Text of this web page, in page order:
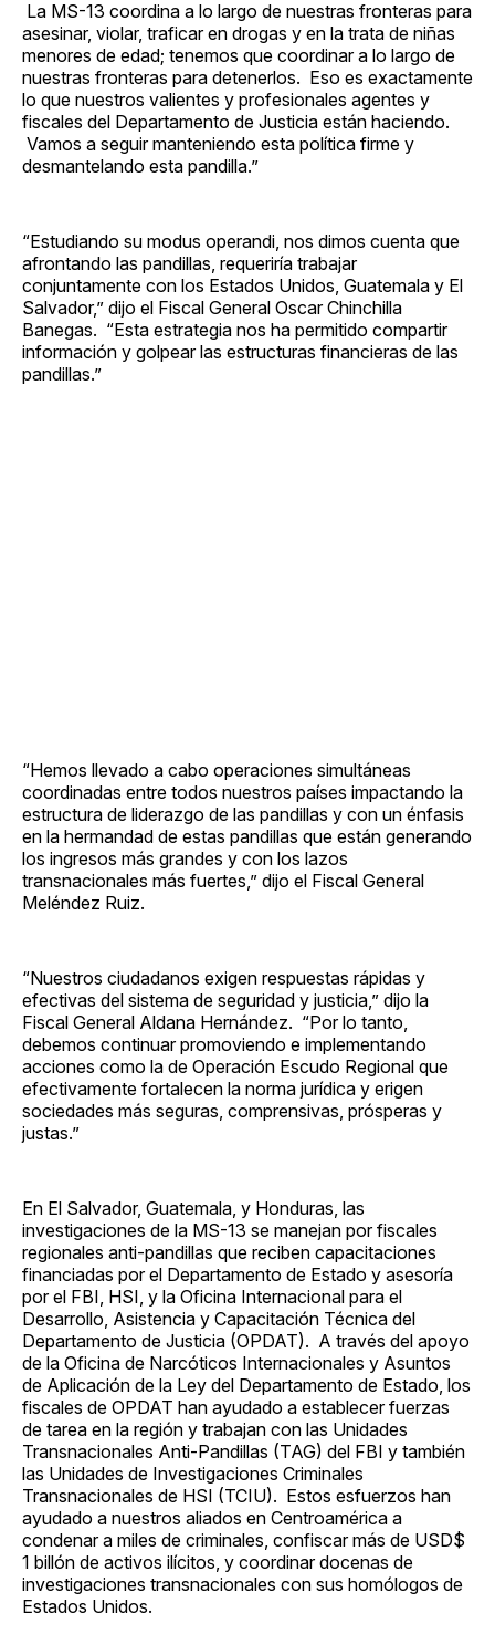
La MS-13 coordina a lo largo de nuestras fronteras para
asesinar, violar, traficar en drogas y en la trata de niñas
menores de edad; tenemos que coordinar a lo largo de
nuestras fronteras para detenerlos. Eso es exactamente
lo que nuestros valientes y profesionales agentes y
fiscales del Departamento de Justicia están haciendo.
Vamos a seguir manteniendo esta política firme y
desmantelando esta pandilla.”
“Estudiando su modus operandi, nos dimos cuenta que
afrontando las pandillas, requeriría trabajar
conjuntamente con los Estados Unidos, Guatemala y El
Salvador,” dijo el Fiscal General Oscar Chinchilla
Banegas. “Esta estrategia nos ha permitido compartir
información y golpear las estructuras financieras de las
pandillas.”
“Hemos llevado a cabo operaciones simultáneas
coordinadas entre todos nuestros países impactando la
estructura de liderazgo de las pandillas y con un énfasis
en la hermandad de estas pandillas que están generando
los ingresos más grandes y con los lazos
transnacionales más fuertes,” dijo el Fiscal General
Meléndez Ruiz.
“Nuestros ciudadanos exigen respuestas rápidas y
efectivas del sistema de seguridad y justicia,” dijo la
Fiscal General Aldana Hernández. “Por lo tanto,
debemos continuar promoviendo e implementando
acciones como la de Operación Escudo Regional que
efectivamente fortalecen la norma jurídica y erigen
sociedades más seguras, comprensivas, prósperas y
justas.”
En El Salvador, Guatemala, y Honduras, las
investigaciones de la MS-13 se manejan por fiscales
regionales anti-pandillas que reciben capacitaciones
financiadas por el Departamento de Estado y asesoría
por el FBI, HSI, y la Oficina Internacional para el
Desarrollo, Asistencia y Capacitación Técnica del
Departamento de Justicia (OPDAT). A través del apoyo
de la Oficina de Narcóticos Internacionales y Asuntos
de Aplicación de la Ley del Departamento de Estado, los
fiscales de OPDAT han ayudado a establecer fuerzas
de tarea en la región y trabajan con las Unidades
Transnacionales Anti-Pandillas (TAG) del FBI y también
las Unidades de Investigaciones Criminales
Transnacionales de HSI (TCIU). Estos esfuerzos han
ayudado a nuestros aliados en Centroamérica a
condenar a miles de criminales, confiscar más de USD$
1 billón de activos ilícitos, y coordinar docenas de
investigaciones transnacionales con sus homólogos de
Estados Unidos.